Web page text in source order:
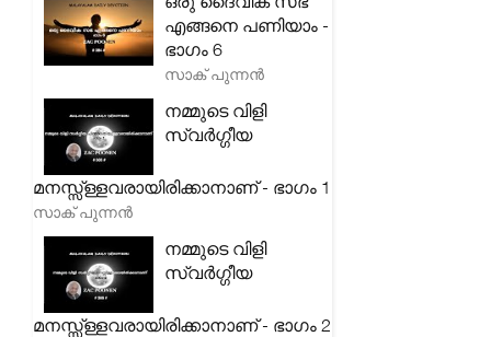
എങ്ങനെ പണിയാം -
ഭാഗം 6
സാക് പുന്നൻ
നമ്മുടെ വിളി
സ്വർഗ്ഗീയ
മനസ്സ്ള്ളവരായിരിക്കാനാണ് - ഭാഗം 1
സാക് പുന്നൻ
നമ്മുടെ വിളി
സ്വർഗ്ഗീയ
മനസ്സ്ള്ളവരായിരിക്കാനാണ് - ഭാഗം 2